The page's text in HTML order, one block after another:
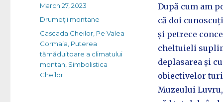
După cum am
că doi
și petrece
cheltuieli
deplasarea și
obiectivelor
Muzeului
Posted
March 27, 2023
Categories
Drumeții montane
Tags
Cascada Cheilor Pe Valea
Cormaia Puterea
tămăduitoare a climatului
montan Simbolistica
Cheilor